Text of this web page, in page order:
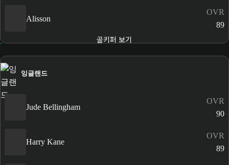
Alisson
OVR
89
골키퍼 보기
잉글랜드
Jude Bellingham
OVR
90
Harry Kane
OVR
89